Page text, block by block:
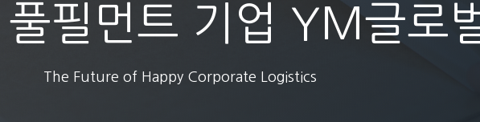
필먼트 기업 YM글로
The Future of Happy Corporate Logistics